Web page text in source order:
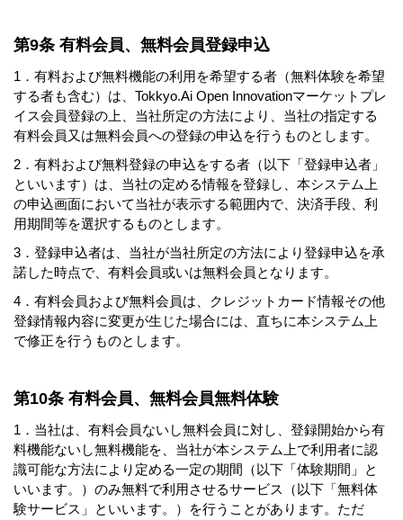
第9条 有料会員、無料会員登録申込
1．有料および無料機能の利用を希望する者（無料体験を希望
する者も含む）は、Tokkyo.Ai Open Innovationマーケットプレ
イス会員登録の上、当社所定の方法により、当社の指定する
有料会員又は無料会員への登録の申込を行うものとします。
2．有料および無料登録の申込をする者（以下「登録申込者」
といいます）は、当社の定める情報を登録し、本システム上
の申込画面において当社が表示する範囲内で、決済手段、利
用期間等を選択するものとします。
3．登録申込者は、当社が当社所定の方法により登録申込を承
諾した時点で、有料会員或いは無料会員となります。
4．有料会員および無料会員は、クレジットカード情報その他
登録情報内容に変更が生じた場合には、直ちに本システム上
で修正を行うものとします。
第10条 有料会員、無料会員無料体験
1．当社は、有料会員ないし無料会員に対し、登録開始から有
料機能ないし無料機能を、当社が本システム上で利用者に認
識可能な方法により定める一定の期間（以下「体験期間」と
いいます。）のみ無料で利用させるサービス（以下「無料体
験サービス」といいます。）を行うことがあります。ただ